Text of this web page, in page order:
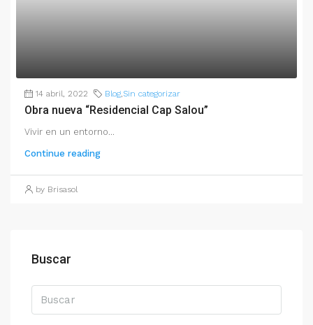
14 abril, 2022 Blog Sin categorizar
Obra nueva “Residencial Cap Salou”
Vivir en un entorno...
Continue reading
by Brisasol
Buscar